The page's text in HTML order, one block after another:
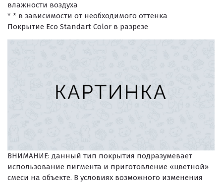
влажности воздуха
* * в зависимости от необходимого оттенка
Покрытие Eco Standart Color в разрезе
ВНИМАНИЕ: данный тип покрытия подразумевает
использование пигмента и приготовление «цветной»
смеси на объекте. В условиях возможного изменения